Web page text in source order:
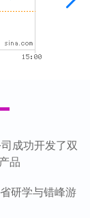
成功开发了双
品
研学与错峰游